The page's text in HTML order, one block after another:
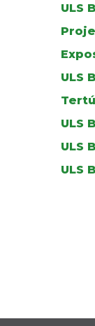
ULS
ULS
ULS
ULS
ULS